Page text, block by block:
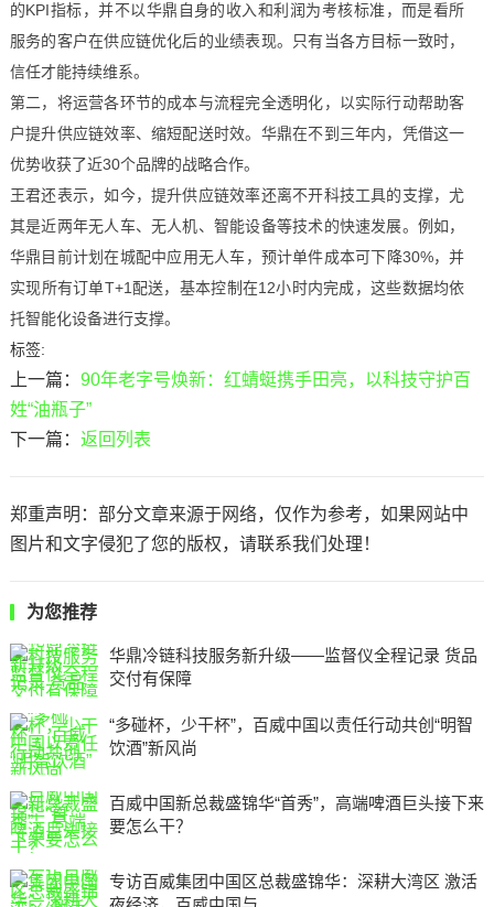
的KPI指标，并不以华鼎自身的收入和利润为考核标准，而是看所
服务的客户在供应链优化后的业绩表现。只有当各方目标一致时，
信任才能持续维系。
第二，将运营各环节的成本与流程完全透明化，以实际行动帮助客
户提升供应链效率、缩短配送时效。华鼎在不到三年内，凭借这一
优势收获了近30个品牌的战略合作。
王君还表示，如今，提升供应链效率还离不开科技工具的支撑，尤
其是近两年无人车、无人机、智能设备等技术的快速发展。例如，
华鼎目前计划在城配中应用无人车，预计单件成本可下降30%，并
实现所有订单T+1配送，基本控制在12小时内完成，这些数据均依
托智能化设备进行支撑。
标签:
上一篇： 90年老字号焕新：红蜻蜓携手田亮，以科技守护百
姓“油瓶子”
下一篇： 返回列表
郑重声明：部分文章来源于网络，仅作为参考，如果网站中
图片和文字侵犯了您的版权，请联系我们处理！
为您推荐
华鼎冷链科技服务新升级——监督仪全程记录 货品
交付有保障
“多碰杯，少干杯”，百威中国以责任行动共创“明智
饮酒”新风尚
百威中国新总裁盛锦华“首秀”，高端啤酒巨头接下来
要怎么干？
专访百威集团中国区总裁盛锦华：深耕大湾区 激活